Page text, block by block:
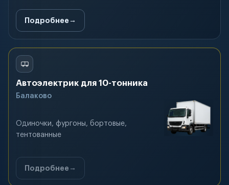
Подробнее
Автоэлектрик для 10-тонника
Балаково
Одиночки, фургоны, бортовые,
тентованные
Подробнее